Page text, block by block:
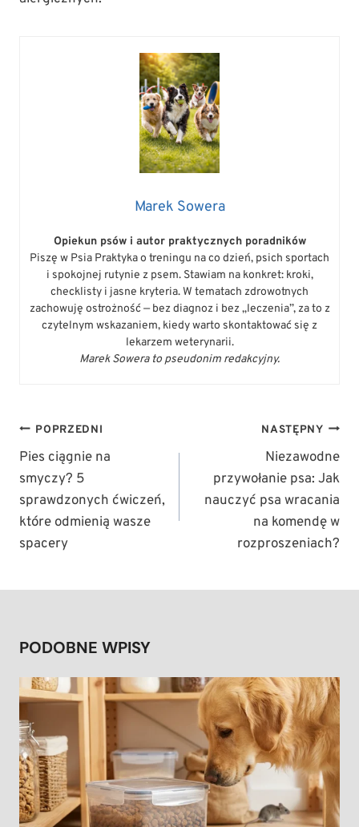
Marek Sowera
Opiekun psów i autor praktycznych poradników
Piszę w Psia Praktyka o treningu na co dzień, psich sportach
i spokojnej rutynie z psem. Stawiam na konkret: kroki,
checklisty i jasne kryteria. W tematach zdrowotnych
zachowuję ostrożność — bez diagnoz i bez „leczenia”, za to z
czytelnym wskazaniem, kiedy warto skontaktować się z
lekarzem weterynarii.
Marek Sowera to pseudonim redakcyjny.
NAWIGACJA
WPISU
POPRZEDNI
Pies ciągnie na
smyczy? 5
sprawdzonych ćwiczeń,
które odmienią wasze
spacery
NASTĘPNY
Niezawodne
przywołanie psa: Jak
nauczyć psa wracania
na komendę w
rozproszeniach?
PODOBNE WPISY